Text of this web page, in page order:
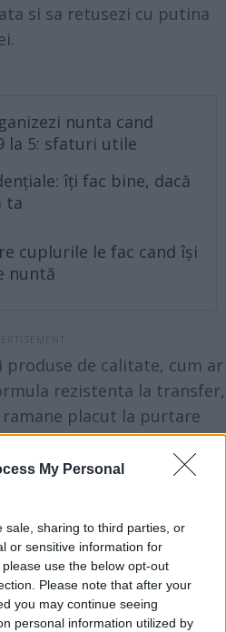
My Personal
sale, sharing to third parties, or
or sensitive information for
use the below opt-out
Please note that after your
you may continue seeing
personal information utilized by
si sa retusezi cu putina
nunta cand
la 5: sfaturi utile
îți fac bine, dacă
ta
cuplurile le fac cand își
nuntă
de calitate, cum ar
rezistenta la transfer,
placut la purtare
de protectie solara, cu
.
Ba chiar de
cazul in care vei sta la
bucura de apa sarata din
este sa aplici o lotiune cu